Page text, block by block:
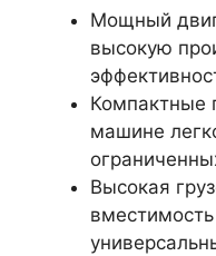
Мощный
высокую
Компактные
машине
Высокая